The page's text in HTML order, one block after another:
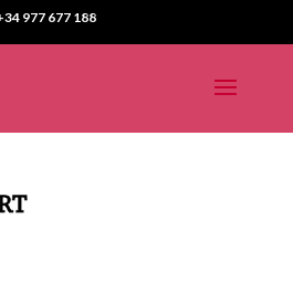
977 677 188